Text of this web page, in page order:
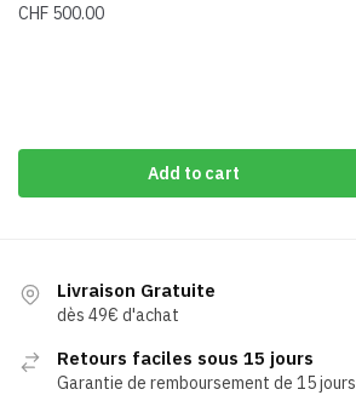
CHF 500.00
Add to cart
Livraison Gratuite
dès 49€ d'achat
Retours faciles sous 15 jours
Garantie de remboursement de 15 jours